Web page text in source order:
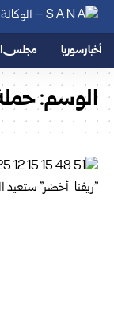
أخبار سوريا مجلس
الوسم: